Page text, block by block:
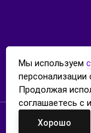
Согласие
© 2026 «Divan
Мы используем
персонализации
Продолжая
соглашаетесь с
Хорошо